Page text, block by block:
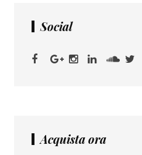
Social
Acquista ora